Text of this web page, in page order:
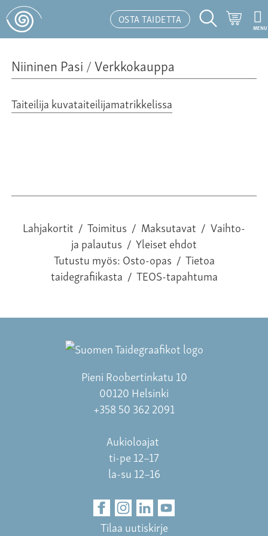
OSTA TAIDETTA
Hakutoiminto
MENU
Niininen Pasi/Verkkokauppa
Taiteilija kuvataiteilijamatrikkelissa
Lahjakortit / Toimitus / Maksutavat / Vaihto-
ja palautus / Yleiset ehdot
Tutustu myös:Osto-opas / Tietoa
taidegrafiikasta / TEOS-tapahtuma
Pieni Roobertinkatu 10
00120 Helsinki
+358 50 362 2091
Aukioloajat
ti-pe 12–17
la-su 12–16
Tilaa uutiskirje